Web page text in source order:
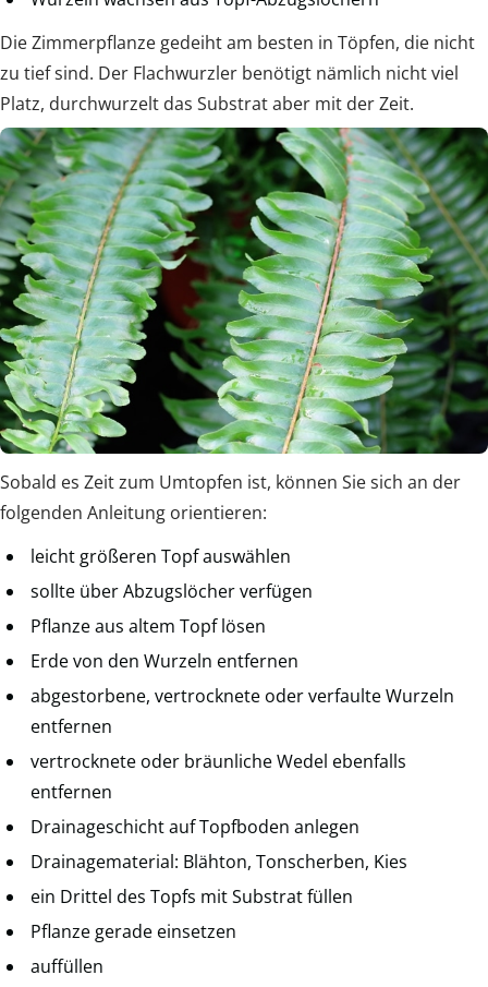
Die Zimmerpflanze gedeiht am besten in Töpfen, die nicht
zu tief sind. Der Flachwurzler benötigt nämlich nicht viel
Platz, durchwurzelt das Substrat aber mit der Zeit.
Sobald es Zeit zum Umtopfen ist, können Sie sich an der
folgenden Anleitung orientieren:
leicht größeren Topf auswählen
sollte über Abzugslöcher verfügen
Pflanze aus altem Topf lösen
Erde von den Wurzeln entfernen
abgestorbene, vertrocknete oder verfaulte Wurzeln
entfernen
vertrocknete oder bräunliche Wedel ebenfalls
entfernen
Drainageschicht auf Topfboden anlegen
Drainagematerial: Blähton, Tonscherben, Kies
ein Drittel des Topfs mit Substrat füllen
Pflanze gerade einsetzen
auffüllen